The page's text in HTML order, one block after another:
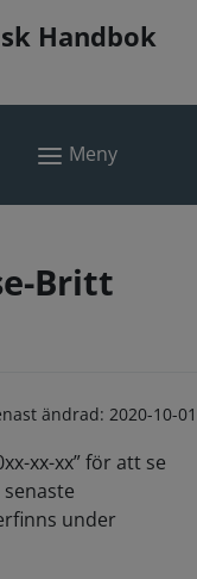
Handbok
Meny
Britt
ändrad: 2020-10-01
xx-xx” för att se
under